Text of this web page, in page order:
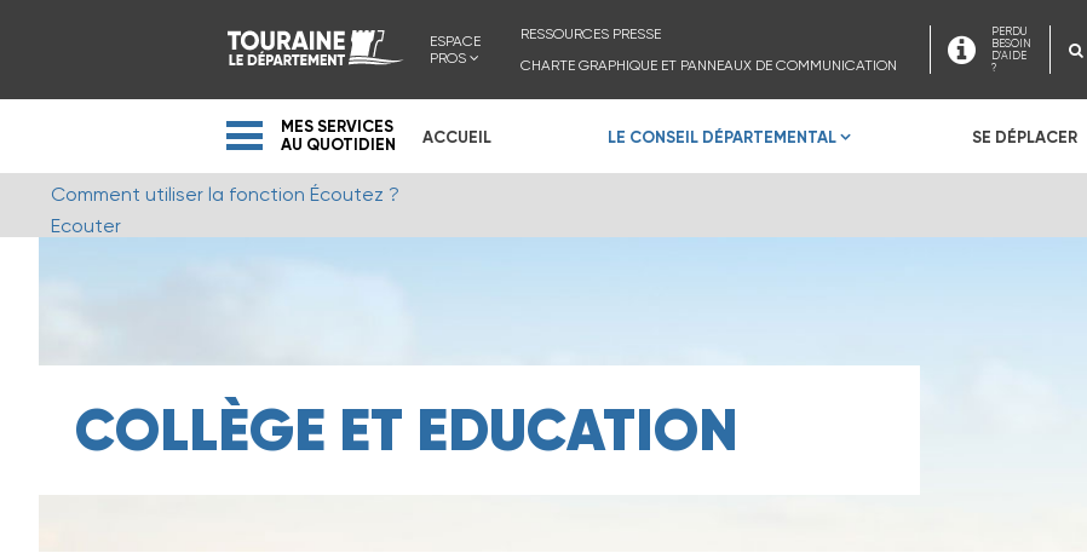
ESPACE
PROS
RESSOURCES PRESSE
CHARTE GRAPHIQUE ET PANNEAUX DE COMMUNICATION
PERDU
BESOIN
D'AIDE
?
MES SERVICES
AU QUOTIDIEN
ACCUEIL LE CONSEIL DÉPARTEMENTAL SE DÉPLACER
Comment utiliser la fonction Écoutez ?
Ecouter
COLLÈGE ET EDUCATION